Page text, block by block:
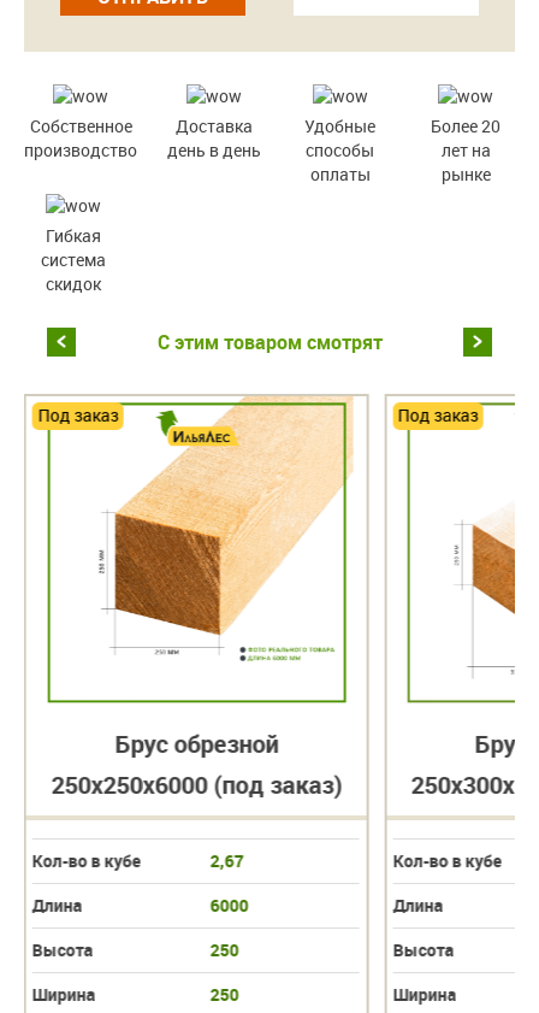
Собственное
производство
Доставка
день в день
Удобные
способы
оплаты
Более 20
лет на
рынке
Гибкая
система
скидок
С этим товаром смотрят
Под заказ
Брус обрезной
250х250х6000 (под заказ)
Кол-во в кубе
2,67
Длина
6000
Высота
250
Ширина
250
Под заказ
Брус
Кол-во в кубе
Длина
Высота
Ширина